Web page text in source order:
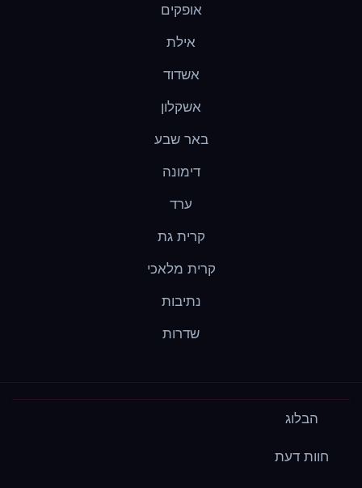
אופקים
אילת
אשדוד
אשקלון
באר שבע
דימונה
ערד
קרית גת
קרית מלאכי
נתיבות
שדרות
הבלוג
חוות דעת